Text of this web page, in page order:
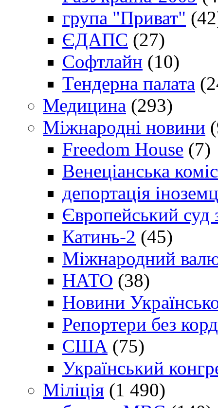
група "Приват"
ЄДАПС (27)
Софтлайн (10)
Тендерна палата
Медицина (293)
Міжнародні новини
Freedom House (7)
Венеціанська
депортація
Європейський
Катинь-2 (45)
Міжнародний
НАТО (38)
Новини
Репортери без
США (75)
Український
Міліція (1 490)